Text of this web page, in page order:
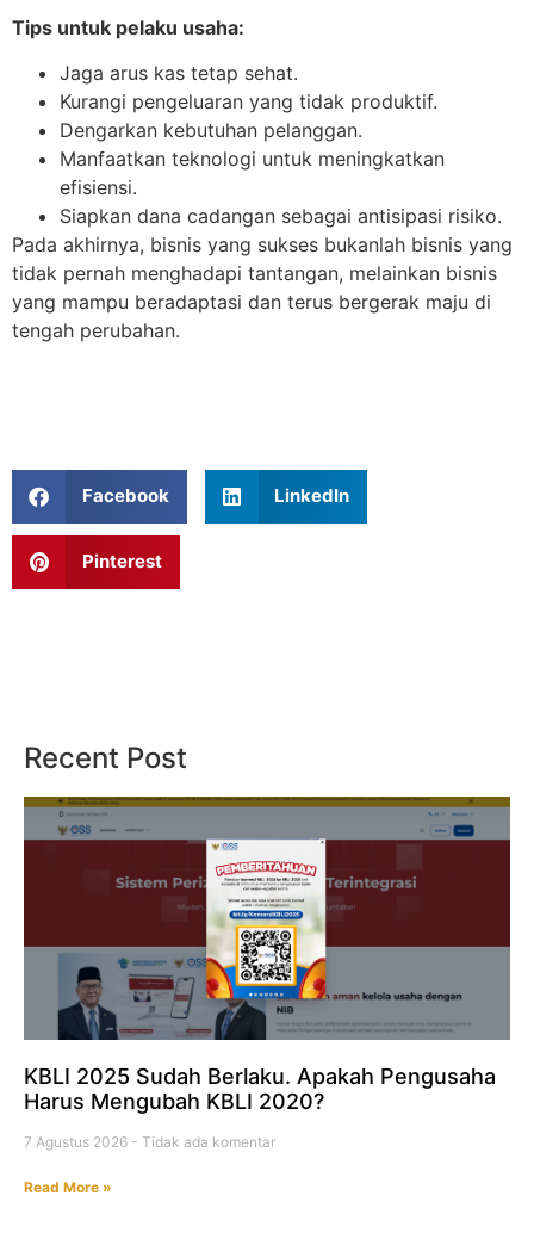
Tips untuk pelaku usaha:
Jaga arus kas tetap sehat.
Kurangi pengeluaran yang tidak produktif.
Dengarkan kebutuhan pelanggan.
Manfaatkan teknologi untuk meningkatkan
efisiensi.
Siapkan dana cadangan sebagai antisipasi risiko.
Pada akhirnya, bisnis yang sukses bukanlah bisnis yang
tidak pernah menghadapi tantangan, melainkan bisnis
yang mampu beradaptasi dan terus bergerak maju di
tengah perubahan.
Facebook LinkedIn
Pinterest
Recent Post
KBLI 2025 Sudah Berlaku. Apakah Pengusaha
Harus Mengubah KBLI 2020?
7 Agustus 2026 Tidak ada komentar
Read More »